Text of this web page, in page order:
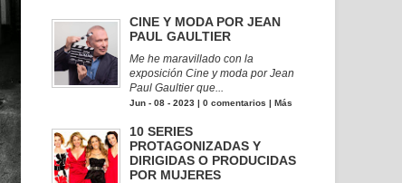
CINE Y MODA POR JEAN
PAUL GAULTIER
Me he maravillado con la
exposición Cine y moda por Jean
Paul Gaultier que...
Jun - 08 - 2023 | 0 comentarios | Más
10 SERIES
PROTAGONIZADAS Y
DIRIGIDAS O PRODUCIDAS
POR MUJERES